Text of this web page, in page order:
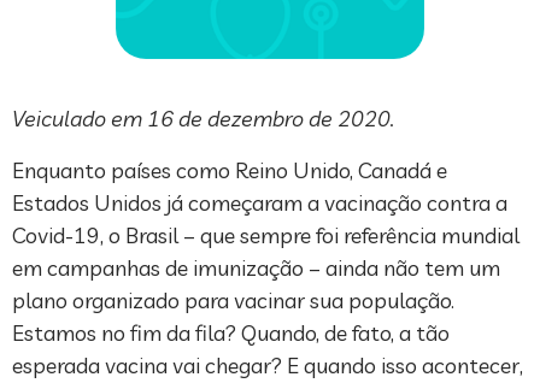
Veiculado em 16 de dezembro de 2020.
Enquanto países como Reino Unido, Canadá e
Estados Unidos já começaram a vacinação contra a
Covid-19, o Brasil – que sempre foi referência mundial
em campanhas de imunização – ainda não tem um
plano organizado para vacinar sua população.
Estamos no fim da fila? Quando, de fato, a tão
esperada vacina vai chegar? E quando isso acontecer,